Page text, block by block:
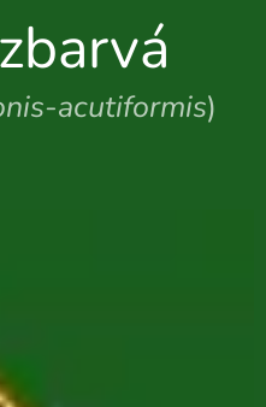
acutiformis)